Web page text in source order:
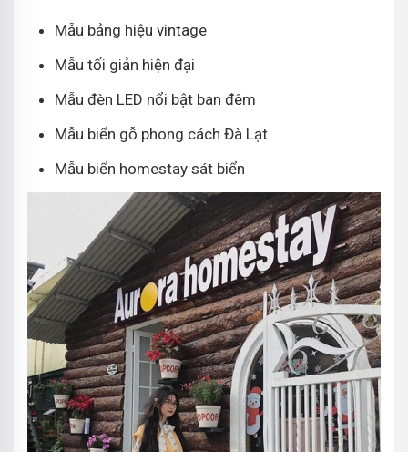
Mẫu bảng hiệu vintage
Mẫu tối giản hiện đại
Mẫu đèn LED nổi bật ban đêm
Mẫu biển gỗ phong cách Đà Lạt
Mẫu biển homestay sát biển